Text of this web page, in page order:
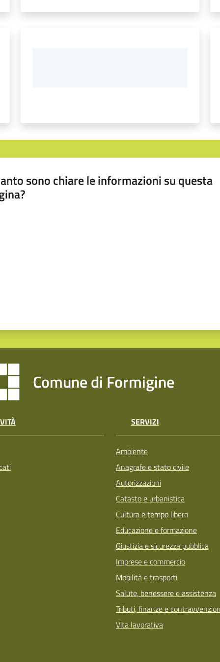
sono chiare le informazioni su questa
Comune di Formigine
SERVIZI
Ambiente
Anagrafe e stato civile
Autorizzazioni
Catasto e urbanistica
Cultura e tempo libero
Educazione e formazione
Giustizia e sicurezza pubblica
Imprese e commercio
Mobilità e trasporti
Salute, benessere e assistenza
Tributi, finanze e
Vita lavorativa